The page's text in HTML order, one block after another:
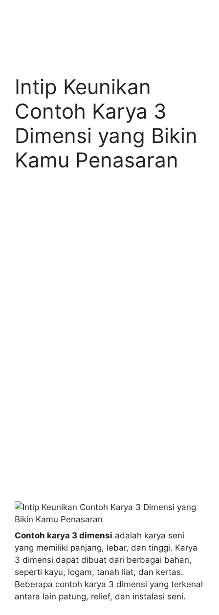
Intip Keunikan
Contoh Karya 3
Dimensi yang Bikin
Kamu Penasaran
Contoh karya 3 dimensi adalah karya seni
yang memiliki panjang, lebar, dan tinggi. Karya
3 dimensi dapat dibuat dari berbagai bahan,
seperti kayu, logam, tanah liat, dan kertas.
Beberapa contoh karya 3 dimensi yang terkenal
antara lain patung, relief, dan instalasi seni.